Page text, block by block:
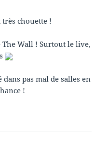
chouette !
The Wall ! Surtout le live,
pas mal de salles en
!